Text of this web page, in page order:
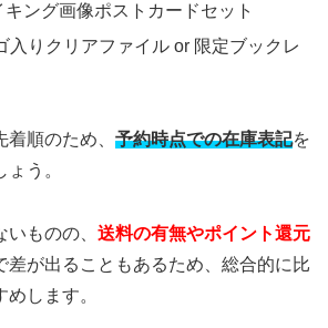
ング画像ポストカードセット
入りクリアファイル or 限定ブックレ
順のため、 予約時点での在庫表記を
う。
ものの、 送料の有無やポイント還元
差が出ることもあるため、総合的に比
します。